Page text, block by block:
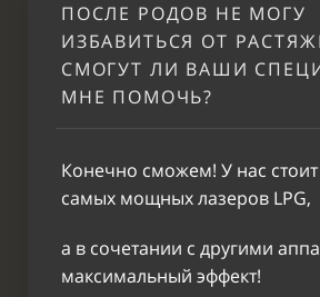
Депиляция
воском:
колена
2000
воском:
Ноги
2800
Депиляция
воском:
ПОСЛЕ РОДОВ НЕ МОГУ
ИЗБАВИТЬСЯ ОТ
СМОГУТ ЛИ ВАШИ
МНЕ ПОМОЧЬ?
Конечно сможем! У нас
самых мощных лазеров LPG,
а в сочетании с другими
максимальный эффект!